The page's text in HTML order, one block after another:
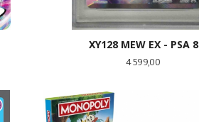
XY128 MEW EX - PSA 8
Pris
4 599,00